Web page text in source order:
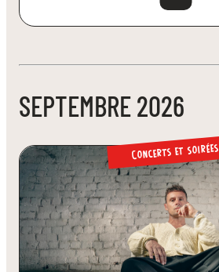
SEPTEMBRE 2026
Concerts et soirées